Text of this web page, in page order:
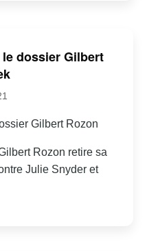
dossier Gilbert
Gilbert Rozon
Rozon retire sa
Julie Snyder et